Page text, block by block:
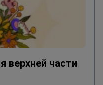
верхней части